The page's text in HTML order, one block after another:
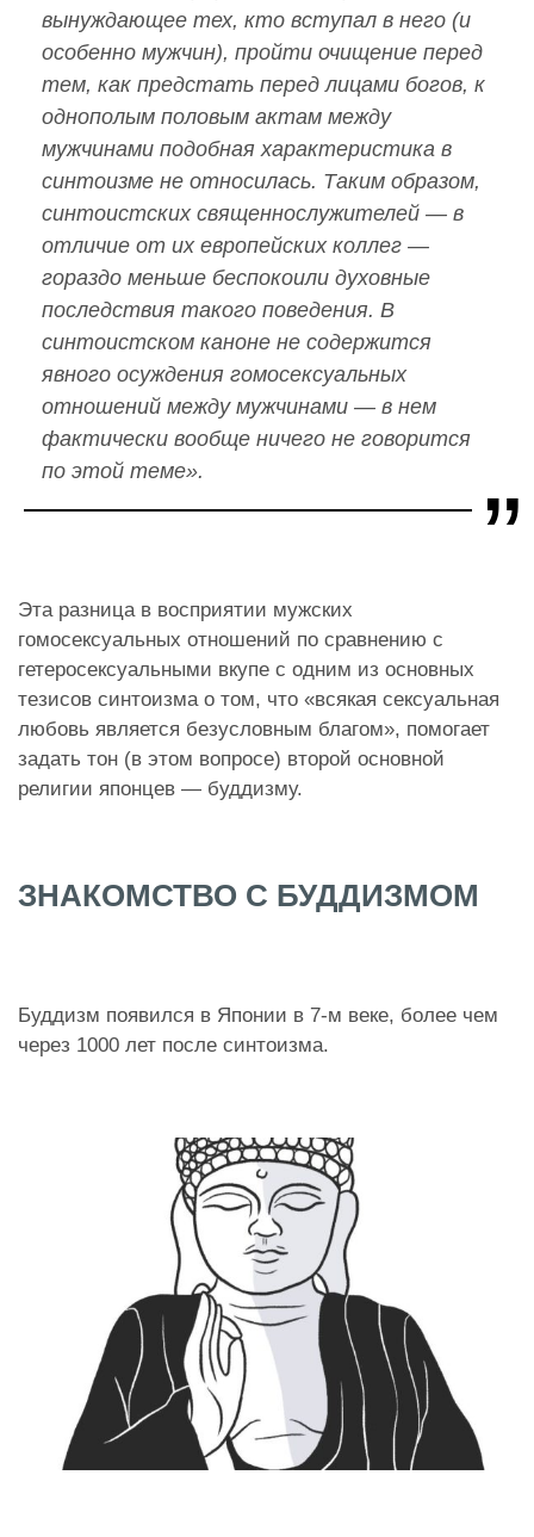
вынуждающее тех, кто вступал в него (и
особенно мужчин), пройти очищение перед
тем, как предстать перед лицами богов, к
однополым половым актам между
мужчинами подобная характеристика в
синтоизме не относилась. Таким образом,
синтоистских священнослужителей — в
отличие от их европейских коллег —
гораздо меньше беспокоили духовные
последствия такого поведения. В
синтоистском каноне не содержится
явного осуждения гомосексуальных
отношений между мужчинами — в нем
фактически вообще ничего не говорится
по этой теме».
Эта разница в восприятии мужских
гомосексуальных отношений по сравнению с
гетеросексуальными вкупе с одним из основных
тезисов синтоизма о том, что «всякая сексуальная
любовь является безусловным благом», помогает
задать тон (в этом вопросе) второй основной
религии японцев — буддизму.
ЗНАКОМСТВО С БУДДИЗМОМ
Буддизм появился в Японии в 7-м веке, более чем
через 1000 лет после синтоизма.